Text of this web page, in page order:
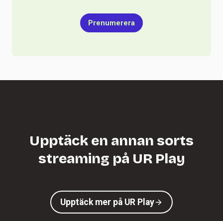
Prenumerera
Upptäck en annan sorts
streaming på UR Play
Upptäck mer på UR Play